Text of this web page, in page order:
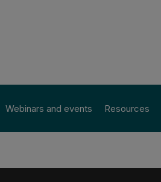
Webinars and events Resources